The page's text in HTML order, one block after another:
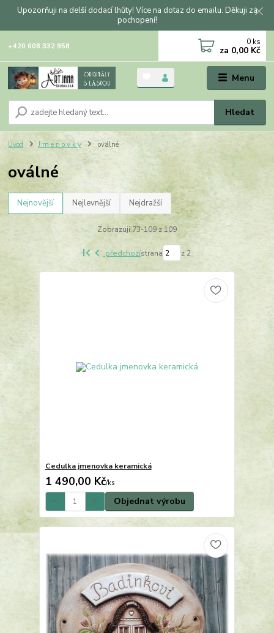
Upozorňuji na delší dodací lhůty! Více na dotaz do emailu. Děkuji za
pochopení!
Menu
Hledat
+420 608 332 958 0 ks
za 0,00 Kč
Úvod J m e n o v k y oválné
oválné
Nejnovější Nejlevnější Nejdražší
Zobrazuji 73-109 z 109
předchozístrana z 2
Cedulka jmenovka keramická
1 490,00 Kč/ks
Objednat výrobu